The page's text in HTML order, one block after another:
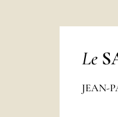
Le
JEAN-